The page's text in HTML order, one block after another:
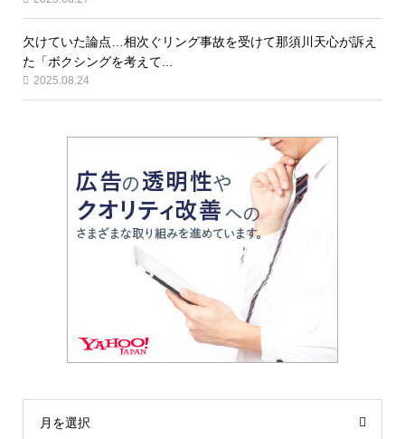
欠けていた論点…相次ぐリング事故を受けて那須川天心が訴え
た「ボクシングを考えて...
2025.08.24
月を選択